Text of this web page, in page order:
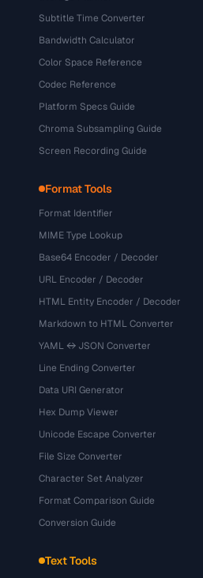
Subtitle Time Converter
Bandwidth Calculator
Color Space Reference
Codec Reference
Platform Specs Guide
Chroma Subsampling Guide
Screen Recording Guide
Format Tools
Format Identifier
MIME Type Lookup
Base64 Encoder / Decoder
URL Encoder / Decoder
HTML Entity Encoder / Decoder
Markdown to HTML Converter
YAML ↔ JSON Converter
Line Ending Converter
Data URI Generator
Hex Dump Viewer
Unicode Escape Converter
File Size Converter
Character Set Analyzer
Format Comparison Guide
Conversion Guide
Text Tools